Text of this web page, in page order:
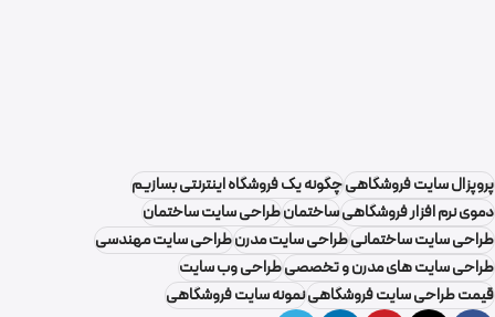
پروپزال سایت فروشگاهیچگونه یک فروشگاه اینترنتی بسازیم
دموی نرم افزار فروشگاهیساختمانطراحی سایت ساختمان
طراحی سایت ساختمانیطراحی سایت مدرنطراحی سایت مهندسی
طراحی سایت های مدرن و تخصصیطراحی وب سایت
قیمت طراحی سایت فروشگاهینمونه سایت فروشگاهی